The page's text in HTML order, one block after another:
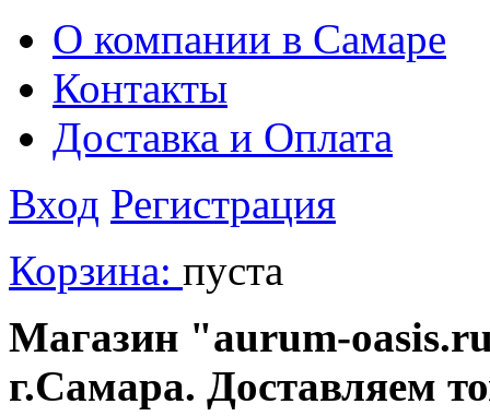
О компании в Самаре
Контакты
Доставка и Оплата
Вход Регистрация
Корзина: пуста
Магазин "aurum-
г.Самара. Доставляем